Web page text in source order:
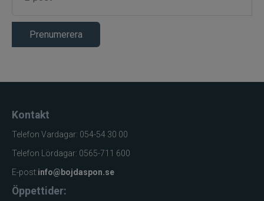
Prenumerera
Kontakt
Telefon Vardagar: 054-54 30 00
Telefon Lördagar: 0565-711 600
E-post:info@bojdaspon.se
Öppettider: